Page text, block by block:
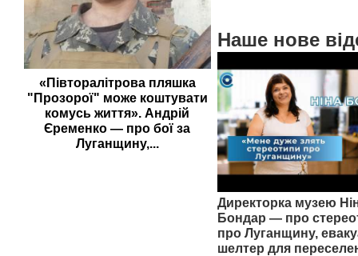
«Півторалітрова пляшка
"Прозорої" може коштувати
комусь життя». Андрій
Єременко — про бої за
Луганщину,...
Наше нове
Директорка музею
Бондар — про
про Луганщину,
шелтер для